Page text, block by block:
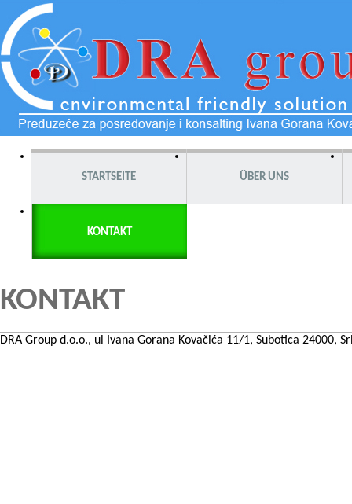
STARTSEITE ÜBER UNS
KONTAKT
KONTAKT
DRA Group d.o.o., ul Ivana Gorana Kovačića 11/1, Subotica 24000,